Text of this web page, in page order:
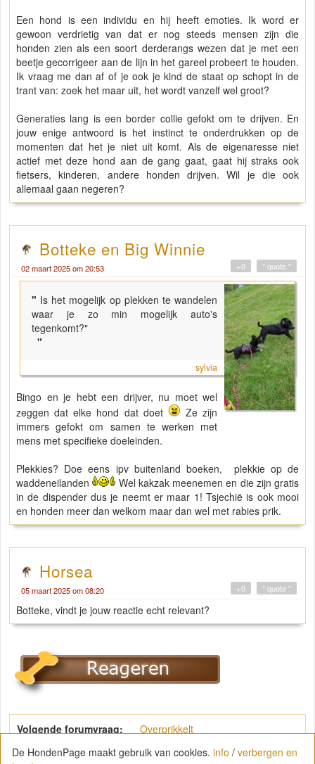
Een hond is een individu en hij heeft emoties. Ik word er
gewoon verdrietig van dat er nog steeds mensen zijn die
honden zien als een soort derderangs wezen dat je met een
beetje gecorrigeer aan de lijn in het gareel probeert te houden.
Ik vraag me dan af of je ook je kind de staat op schopt in de
trant van: zoek het maar uit, het wordt vanzelf wel groot?
Generaties lang is een border collie gefokt om te drijven. En
jouw enige antwoord is het instinct te onderdrukken op de
momenten dat het je niet uit komt. Als de eigenaresse niet
actief met deze hond aan de gang gaat, gaat hij straks ook
fietsers, kinderen, andere honden drijven. Wil je die ook
allemaal gaan negeren?
Botteke en Big Winnie
02 maart 2025 om 20:53 " quote "
+0
" Is het mogelijk op plekken te wandelen
waar je zo min mogelijk auto's
tegenkomt?"
"
sylvia
Bingo en je hebt een drijver, nu moet wel
zeggen dat elke hond dat doet
Ze zijn
immers gefokt om samen te werken met
mens met specifieke doeleinden.
Plekkies? Doe eens ipv buitenland boeken, plekkie op de
waddeneilanden
Wel kakzak meenemen en die zijn gratis
in de dispender dus je neemt er maar 1! Tsjechië is ook mooi
en honden meer dan welkom maar dan wel met rabies prik.
Horsea
05 maart 2025 om 08:20 " quote "
+0
Botteke, vindt je jouw reactie echt relevant?
Volgende forumvraag:
Overprikkelt
De HondenPage maakt gebruik van cookies. info / verbergen en